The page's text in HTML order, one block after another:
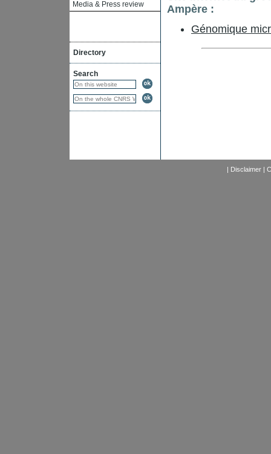
Media & Press review
Directory
Search
Ampère :
Génomique
| Disclaimer|